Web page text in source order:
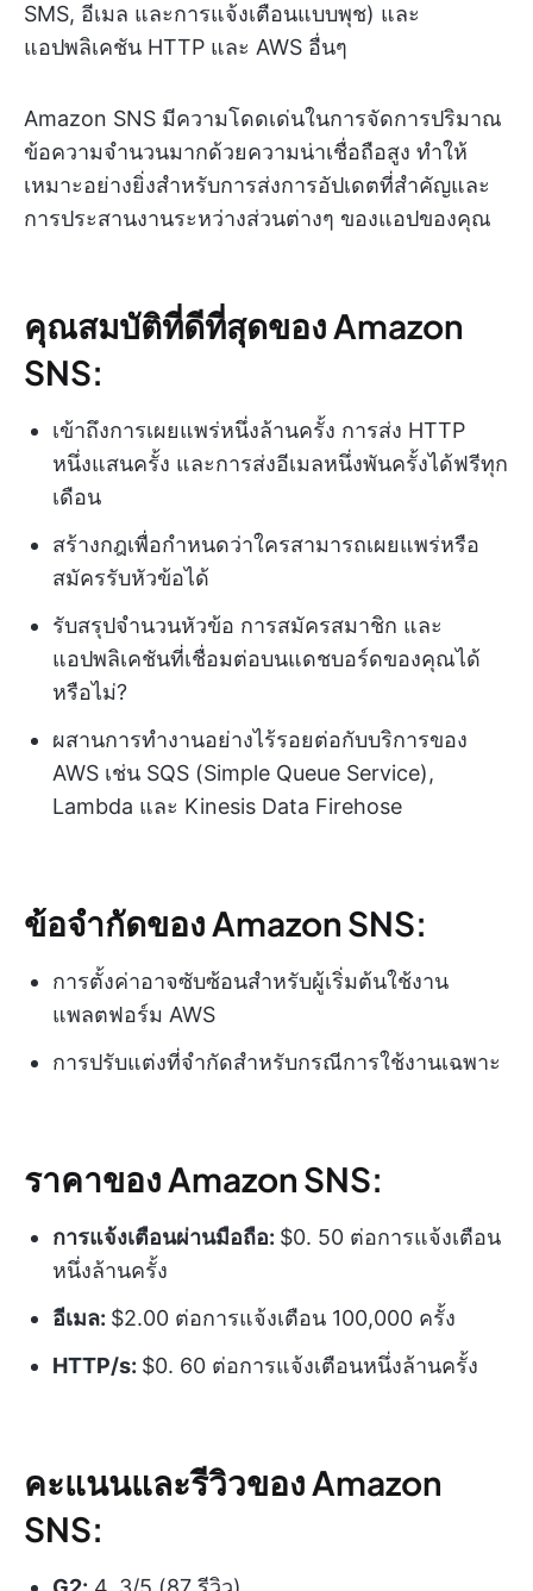
SMS, อีเมล และการแจ้งเตือนแบบพุช) และ
แอปพลิเคชัน HTTP และ AWS อื่นๆ
Amazon SNS มีความโดดเด่นในการจัดการปริมาณ
ข้อความจำนวนมากด้วยความน่าเชื่อถือสูง ทำให้
เหมาะอย่างยิ่งสำหรับการส่งการอัปเดตที่สำคัญและ
การประสานงานระหว่างส่วนต่างๆ ของแอปของคุณ
คุณสมบัติที่ดีที่สุดของ Amazon
SNS:
เข้าถึงการเผยแพร่หนึ่งล้านครั้ง การส่ง HTTP
หนึ่งแสนครั้ง และการส่งอีเมลหนึ่งพันครั้งได้ฟรีทุก
เดือน
สร้างกฎเพื่อกำหนดว่าใครสามารถเผยแพร่หรือ
สมัครรับหัวข้อได้
รับสรุปจำนวนหัวข้อ การสมัครสมาชิก และ
แอปพลิเคชันที่เชื่อมต่อบนแดชบอร์ดของคุณได้
หรือไม่?
ผสานการทำงานอย่างไร้รอยต่อกับบริการของ
AWS เช่น SQS (Simple Queue Service),
Lambda และ Kinesis Data Firehose
ข้อจำกัดของ Amazon SNS:
การตั้งค่าอาจซับซ้อนสำหรับผู้เริ่มต้นใช้งาน
แพลตฟอร์ม AWS
การปรับแต่งที่จำกัดสำหรับกรณีการใช้งานเฉพาะ
ราคาของ Amazon SNS:
การแจ้งเตือนผ่านมือถือ: $0. 50 ต่อการแจ้งเตือน
หนึ่งล้านครั้ง
อีเมล: $2.00 ต่อการแจ้งเตือน 100,000 ครั้ง
HTTP/s: $0. 60 ต่อการแจ้งเตือนหนึ่งล้านครั้ง
คะแนนและรีวิวของ Amazon
SNS: